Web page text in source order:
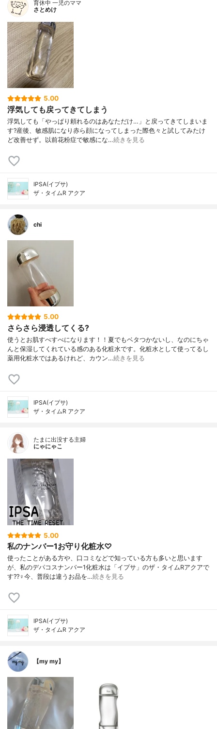
育休中 一児のママ
さとめけ
5.00
浮気しても戻ってきてしまう
浮気しても「やっぱり頼れるのはあなただけ…」と戻ってきてしまいま
す?産後、敏感肌になり赤ら顔になってしまった際色々と試してみたけ
ど改善せず。以前花粉症で敏感にな…続きを見る
IPSA(イプサ)
ザ・タイムR アクア
chi
5.00
さらさら浸透してくる?
使うとお肌すべすべになります！！夏でもベタつかないし、なのにちゃ
んと保湿してくれている感のある化粧水です。化粧水として使ってるし
薬用化粧水ではあるけれど、カウン…続きを見る
IPSA(イプサ)
ザ・タイムR アクア
たまに出没する主婦
にゃにゃこ
5.00
私のナンバー1お守り化粧水♡
使ったことがある方や、口コミなどで知っている方も多いと思います
が、私のデパコスナンバー1化粧水は「イプサ」のザ・タイムRアクアで
す??‍♀️今、普段は違うお品を…続きを見る
IPSA(イプサ)
ザ・タイムR アクア
【my my】